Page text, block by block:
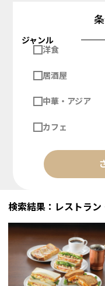
ジャンル
洋食
居酒屋
中華・アジア
カフェ
検索結果：レストラン